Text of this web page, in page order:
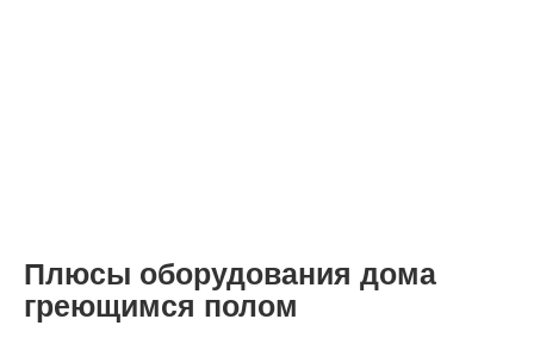
Плюсы оборудования дома
греющимся полом